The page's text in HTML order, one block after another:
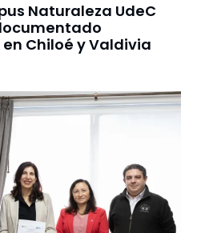
Naturaleza UdeC
Chiloé y Valdivia